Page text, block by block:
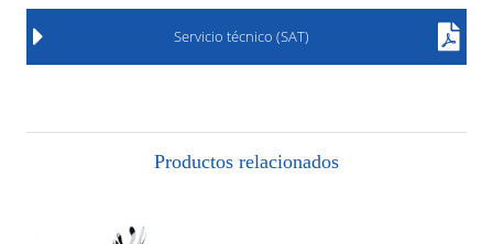
Servicio técnico (SAT)
Productos relacionados